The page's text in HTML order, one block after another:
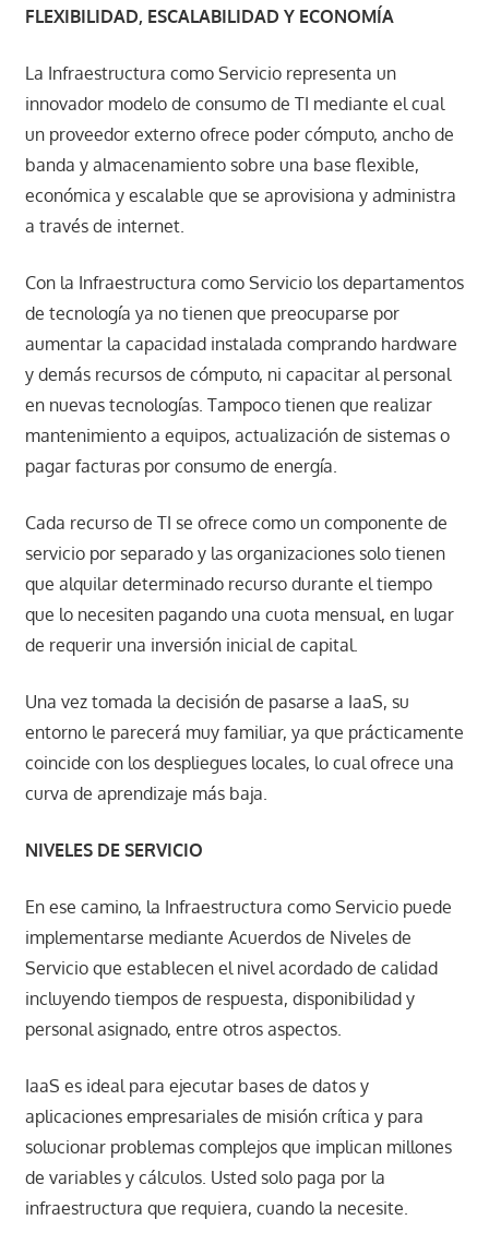
FLEXIBILIDAD, ESCALABILIDAD Y ECONOMÍA
La Infraestructura como Servicio representa un
innovador modelo de consumo de TI mediante el cual
un proveedor externo ofrece poder cómputo, ancho de
banda y almacenamiento sobre una base flexible,
económica y escalable que se aprovisiona y administra
a través de internet.
Con la Infraestructura como Servicio los departamentos
de tecnología ya no tienen que preocuparse por
aumentar la capacidad instalada comprando hardware
y demás recursos de cómputo, ni capacitar al personal
en nuevas tecnologías. Tampoco tienen que realizar
mantenimiento a equipos, actualización de sistemas o
pagar facturas por consumo de energía.
Cada recurso de TI se ofrece como un componente de
servicio por separado y las organizaciones solo tienen
que alquilar determinado recurso durante el tiempo
que lo necesiten pagando una cuota mensual, en lugar
de requerir una inversión inicial de capital.
Una vez tomada la decisión de pasarse a IaaS, su
entorno le parecerá muy familiar, ya que prácticamente
coincide con los despliegues locales, lo cual ofrece una
curva de aprendizaje más baja.
NIVELES DE SERVICIO
En ese camino, la Infraestructura como Servicio puede
implementarse mediante Acuerdos de Niveles de
Servicio que establecen el nivel acordado de calidad
incluyendo tiempos de respuesta, disponibilidad y
personal asignado, entre otros aspectos.
IaaS es ideal para ejecutar bases de datos y
aplicaciones empresariales de misión crítica y para
solucionar problemas complejos que implican millones
de variables y cálculos. Usted solo paga por la
infraestructura que requiera, cuando la necesite.